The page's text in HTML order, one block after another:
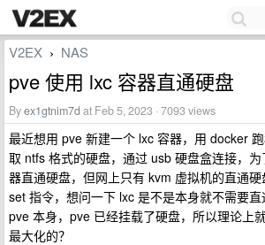
V2EX › NAS
pve 使用 lxc 容器直通硬盘
Byex1gtnim7d at Feb 5, 2023 · 7093 views
最近想用 pve 新建一个 lxc 容器，用 docker
取 ntfs 格式的硬盘，通过 usb 硬盘盒连接，
器直通硬盘，但网上只有 kvm 虚拟机的直通
set 指令，想问一下 lxc 是不是本身就不需要
pve 本身，pve 已经挂载了硬盘，所以理论上
最大化的？